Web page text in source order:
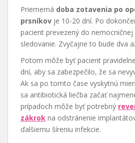
Priemerná doba zotavenia po
prsníkov je 10-20 dní. Po
pacient prevezený do nemocničnej
sledovanie. Zvyčajne to bude dva
Potom môže byť pacient
dní, aby sa zabezpečilo, že sa
Ak sa po tomto čase vyskytnú
sa antibiotická liečba začať
prípadoch môže byť potrebný
zákrok na odstránenie
ďalšiemu šíreniu infekcie.